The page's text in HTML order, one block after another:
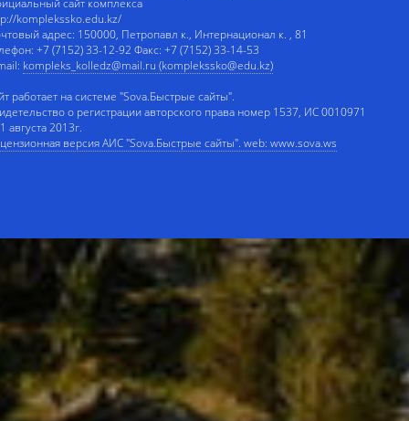
komplekssko.edu.kz/
адрес: 150000, Петропавл к., Интернационал к. , 81
+7 (7152) 33-12-92 Факс: +7 (7152) 33-14-53
kompleks_kolledz@mail.ru (komplekssko@edu.kz)
работает на системе "Sova.Быстрые сайты".
о регистрации авторского права номер 1537, ИС 0010971
августа 2013г.
версия АИС "Sova.Быстрые сайты". web: www.sova.ws